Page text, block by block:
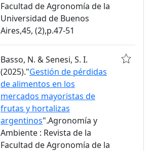
Facultad de Agronomía de la
Universidad de Buenos
Aires,45, (2),p.47-51
Basso, N. & Senesi, S. I.
(2025)."Gestión de pérdidas
de alimentos en los
mercados mayoristas de
frutas y hortalizas
argentinos".Agronomía y
Ambiente : Revista de la
Facultad de Agronomía de la